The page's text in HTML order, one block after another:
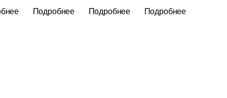
Подробнее Подробнее Подробнее